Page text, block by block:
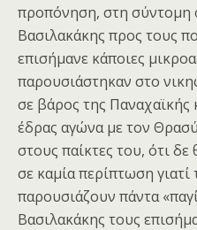
προπόνηση, στη σύντομη
Βασιλακάκης προς τους
επισήμανε κάποιες
παρουσιάστηκαν στο
σε βάρος της Παναχαϊκής
έδρας αγώνα με τον
στους παίκτες του, ότι
σε καμία περίπτωση γιατί
παρουσιάζουν πάντα
Βασιλακάκης τους